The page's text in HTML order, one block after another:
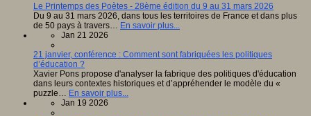
Le Printemps des Poètes - 28ème édition du 9 au 31 mars 2026
Du 9 au 31 mars 2026, dans tous les territoires de France et dans plus
de 50 pays à travers… En savoir plus...
Jan 21 2026
21 janvier, conférence : Comment sont fabriquées les politiques
d’éducation ?
Xavier Pons propose d'analyser la fabrique des politiques d'éducation
dans leurs contextes historiques et d’appréhender le modèle du «
puzzle… En savoir plus...
Jan 19 2026